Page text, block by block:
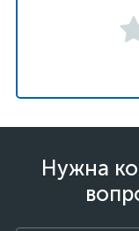
Нужна